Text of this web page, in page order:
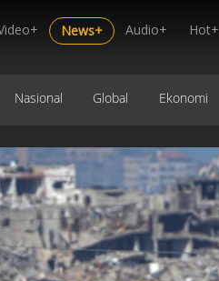
News+ Audio+ Hot+
Nasional Global Ekonomi